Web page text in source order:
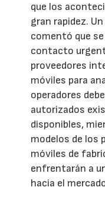
que los
gran rapidez.
comentó que
contacto
proveedores
móviles para
operadores
autorizados
disponibles,
modelos de los
móviles de
enfrentarán a
hacia el